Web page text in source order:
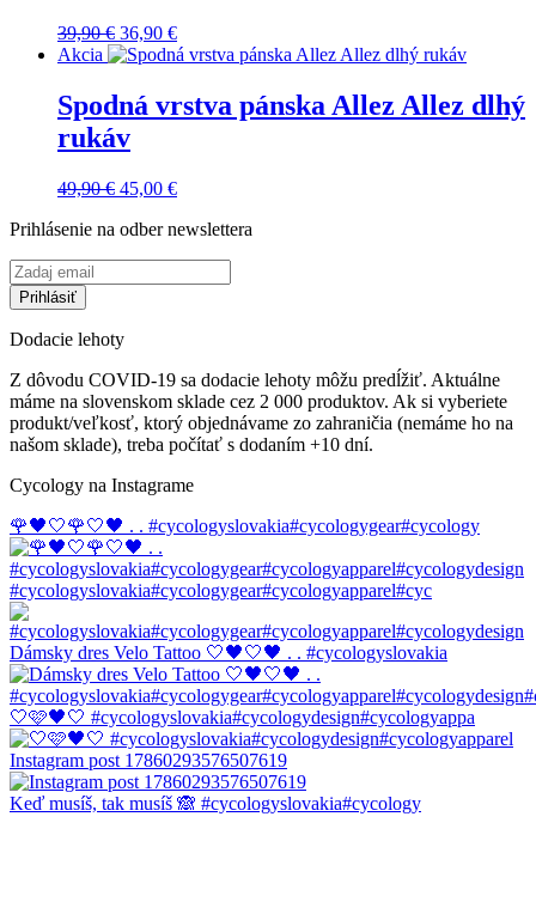
39,90€ Pôvodná
cena
39,90 €.
36,90 €Aktuálna
cena
36,90 €.
Akcia
Spodná vrstva pánska Allez Allez dlhý
rukáv
49,90€ Pôvodná
bola:
45,00 €Aktuálna
je:
Prihlásenie na odber newslettera
Dodacie lehoty
Z dôvodu COVID-19 sa dodacie lehoty môžu predĺžiť. Aktuálne
máme na slovenskom sklade cez 2 000 produktov. Ak si vyberiete
produkt/veľkosť, ktorý objednávame zo zahraničia (nemáme ho na
našom sklade), treba počítať s dodaním +10 dní.
Cycology na Instagrame
🌹🖤🤍🌹🤍🖤 . . #cycologyslovakia#cycologygear#cycology
#cycologyslovakia#cycologygear#cycologyapparel#cyc
Dámsky dres Velo Tattoo 🤍🖤🤍🖤 . . #cycologyslovakia
🤍🩷🖤🤍 #cycologyslovakia#cycologydesign#cycologyappa
Instagram post 17860293576507619
Keď musíš, tak musíš 🙈 #cycologyslovakia#cycology